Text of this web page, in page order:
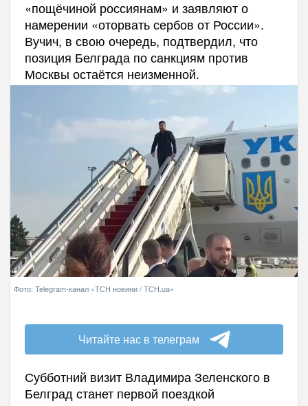
«пощёчиной россиянам» и заявляют о
намерении «оторвать сербов от России».
Вучич, в свою очередь, подтвердил, что
позиция Белграда по санкциям против
Москвы остаётся неизменной.
Фото: Telegram-канал «ТСН новини / ТСН.ua»
Читайте нас в телеграм
Субботний визит Владимира Зеленского в
Белград станет первой поездкой